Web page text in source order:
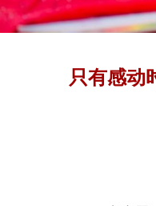
只有感动